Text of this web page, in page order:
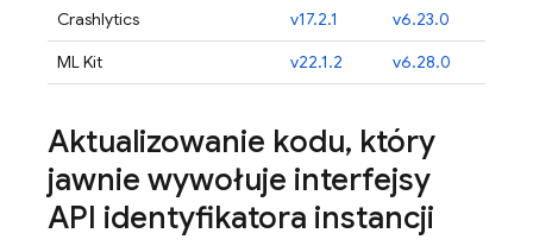
Crashlytics
v17.2.1
v6.23.0
ML Kit
v22.1.2 v6.28.0
Aktualizowanie kodu, który
jawnie wywołuje interfejsy
API identyfikatora instancji